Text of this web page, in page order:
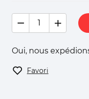
Oui, nous
Favori